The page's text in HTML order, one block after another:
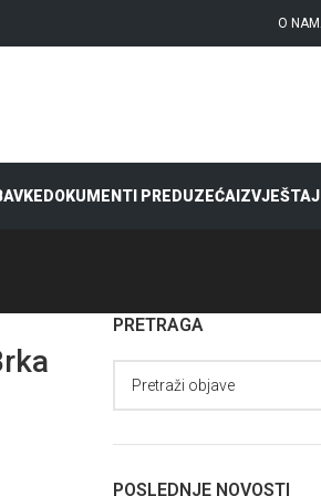
O
DOKUMENTI PREDUZEĆA
PRETRAGA
POSLEDNJE NOVOSTI